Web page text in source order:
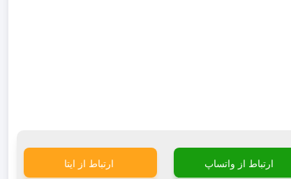
ارتباط از واتساپ ارتباط از ایتا